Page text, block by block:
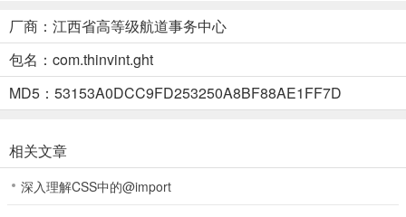
【船舶轨迹跟踪】
可实时查看船舶航行位置及动态轨迹。
【到闸确认】
赣航通app操作指南
1、本站免费下载安装app后，打开app完成注册登录操作
厂商：江西省高等级航道事务中心
包名：com.thinvint.ght
MD5：53153A0DCC9FD253250A8BF88AE1FF7D
相关文章
深入理解CSS中的@import